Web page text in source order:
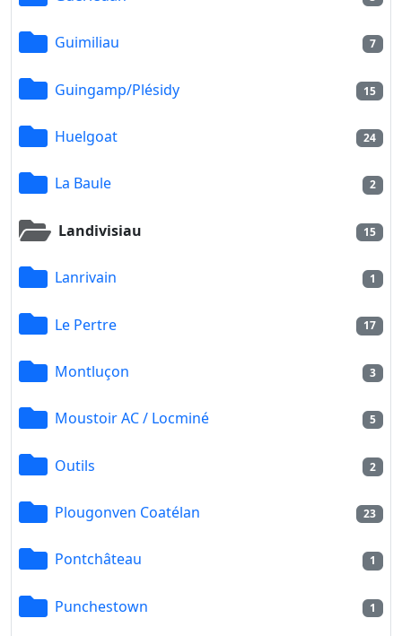
Guimiliau 7
Guingamp/Plésidy 15
Huelgoat 24
La Baule 2
Landivisiau 15
Lanrivain 1
Le Pertre 17
Montluçon 3
Moustoir AC / Locminé 5
Outils 2
Plougonven Coatélan 23
Pontchâteau 1
Punchestown 1